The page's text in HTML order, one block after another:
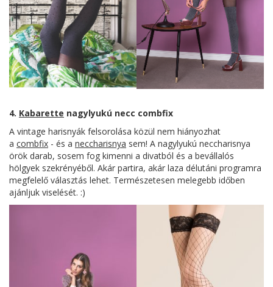
4. Kabarette nagylyukú necc combfix
A vintage harisnyák felsorolása közül nem hiányozhat
a combfix - és a neccharisnya sem! A nagylyukú neccharisnya
örök darab, sosem fog kimenni a divatból és a bevállalós
hölgyek szekrényéből. Akár partira, akár laza délutáni programra
megfelelő választás lehet. Természetesen melegebb időben
ajánljuk viselését. :)